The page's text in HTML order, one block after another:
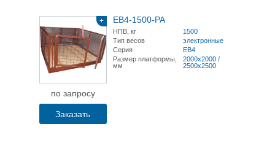
+
по запросу
Заказать
ЕВ4-1500-РА
НПВ, кг
1500
Тип весов
электронные
Серия
ЕВ4
Размер платформы,
мм
2000х2000 /
2500х2500